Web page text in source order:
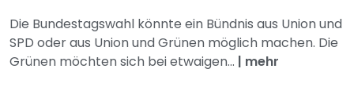
Die Bundestagswahl könnte ein Bündnis aus Union und
SPD oder aus Union und Grünen möglich machen. Die
Grünen möchten sich bei etwaigen... | mehr